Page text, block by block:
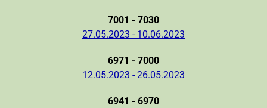
7001 - 7030
27.05.2023 - 10.06.2023
6971 - 7000
12.05.2023 - 26.05.2023
6941 - 6970